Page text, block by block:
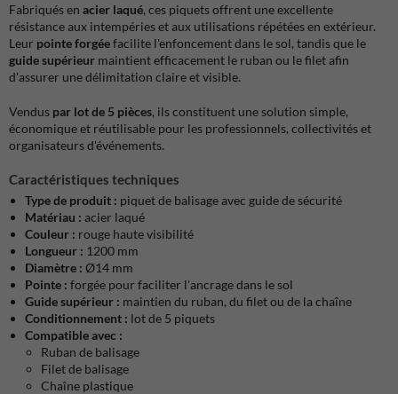
Fabriqués en acier laqué, ces piquets offrent une excellente
résistance aux intempéries et aux utilisations répétées en extérieur.
Leur pointe forgéefacilite l'enfoncement dans le sol, tandis que le
guide supérieur maintient efficacement le ruban ou le filet afin
d'assurer une délimitation claire et visible.
Vendus par lot de 5 pièces, ils constituent une solution simple,
économique et réutilisable pour les professionnels, collectivités et
organisateurs d'événements.
Caractéristiques techniques
Type de produit : piquet de balisage avec guide de sécurité
Matériau : acier laqué
Couleur : rouge haute visibilité
Longueur : 1200 mm
Diamètre : Ø14 mm
Pointe : forgée pour faciliter l'ancrage dans le sol
Guide supérieur : maintien du ruban, du filet ou de la chaîne
Conditionnement : lot de 5 piquets
Compatible avec :
Ruban de balisage
Filet de balisage
Chaîne plastique